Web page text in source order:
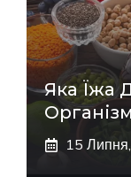
Яка Їжа
15